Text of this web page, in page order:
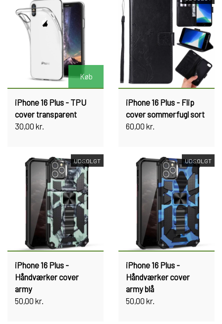
Køb
iPhone 16 Plus - TPU
cover transparent
30,00 kr.
iPhone 16 Plus - Flip
cover sommerfugl sort
60,00 kr.
UDSOLGT
iPhone 16 Plus -
Håndværker cover
army
50,00 kr.
UDSOLGT
iPhone 16 Plus -
Håndværker cover
army blå
50,00 kr.